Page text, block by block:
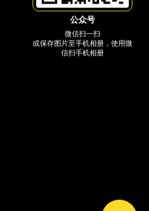
公众号
微信扫一扫
或保存图片至手机相册，使用微
信扫手机相册